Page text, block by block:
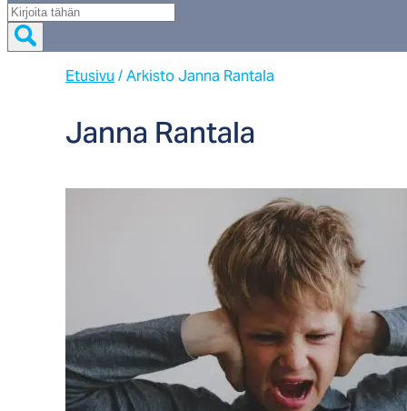
Mitä
haet?
Etusivu /Arkisto Janna Rantala
Jan­na Ran­ta­la